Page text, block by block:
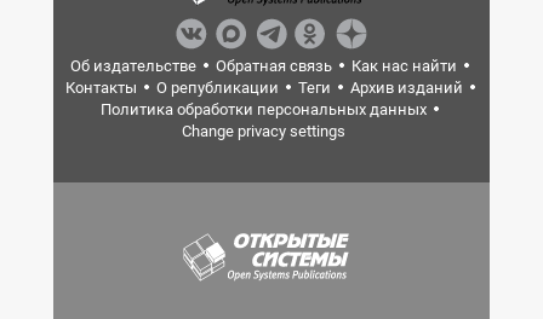
Об издательстве Обратная связь
Как нас найти
Контакты
О републикации Теги
Архив изданий
Политика обработки персональных данных
Change privacy settings